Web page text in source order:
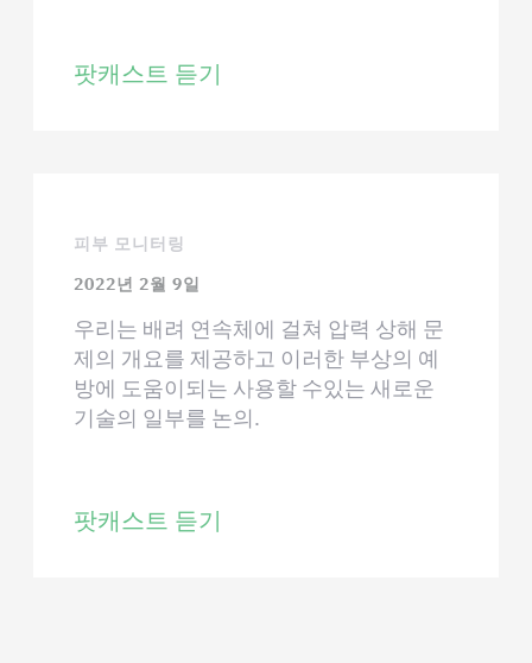
팟캐스트 듣기
피부 모니터링
2022년 2월 9일
우리는 배려 연속체에 걸쳐 압력 상해 문
제의 개요를 제공하고 이러한 부상의 예
방에 도움이되는 사용할 수있는 새로운
기술의 일부를 논의.
팟캐스트 듣기